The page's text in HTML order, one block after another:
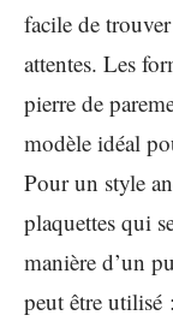
facile de
attentes. Les
pierre de
modèle idéal
Pour un style
plaquettes qui
manière d’un
peut être utilisé :